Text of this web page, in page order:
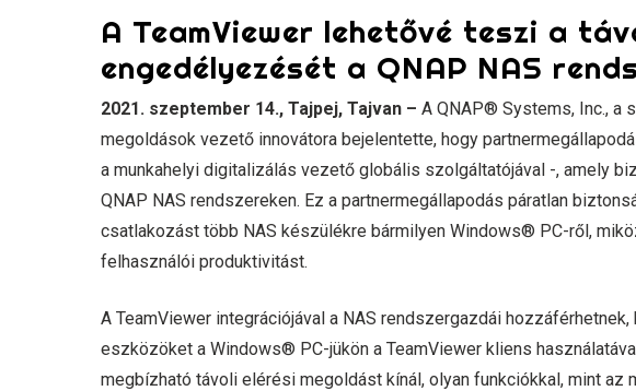
A TeamViewer lehetővé teszi a
engedélyezését a QNAP NAS
2021. szeptember 14., Tajpej, Tajvan – A QNAP® Systems, Inc., a
megoldások vezető innovátora bejelentette, hogy
a munkahelyi digitalizálás vezető globális szolgáltatójával -, amely
QNAP NAS rendszereken. Ez a partnermegállapodás páratlan
csatlakozást több NAS készülékre bármilyen Windows® PC-ről,
felhasználói produktivitást.
A TeamViewer integrációjával a NAS rendszergazdái
eszközöket a Windows® PC-jükön a TeamViewer kliens
megbízható távoli elérési megoldást kínál, olyan funkciókkal, mint